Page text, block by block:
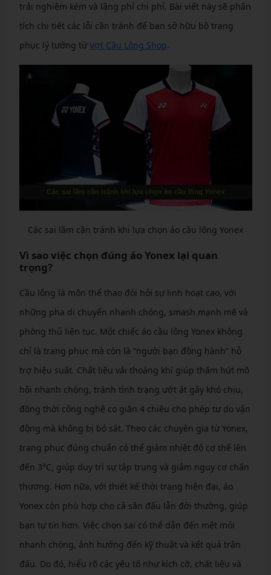
trải nghiệm kém và lãng phí chi phí. Bài viết này sẽ phân
tích chi tiết các lỗi cần tránh để bạn sở hữu bộ trang
phục lý tưởng từVợt Cầu Lông Shop.
Các sai lầm cần tránh khi lựa chọn áo cầu lông Yonex
Vì sao việc chọn đúng áo Yonex lại quan
trọng?
Cầu lông là môn thể thao đòi hỏi sự linh hoạt cao, với
những pha di chuyển nhanh chóng, smash mạnh mẽ và
phòng thủ liên tục. Một chiếc áo cầu lông Yonex không
chỉ là trang phục mà còn là “người bạn đồng hành” hỗ
trợ hiệu suất. Chất liệu vải thoáng khí giúp thấm hút mồ
hôi nhanh chóng, tránh tình trạng ướt át gây khó chịu,
đồng thời công nghệ co giãn 4 chiều cho phép tự do vận
động mà không bị bó sát. Theo các chuyên gia từ Yonex,
trang phục đúng chuẩn có thể giảm nhiệt độ cơ thể lên
đến 3°C, giúp duy trì sự tập trung và giảm nguy cơ chấn
thương. Hơn nữa, với thiết kế thời trang hiện đại, áo
Yonex còn phù hợp cho cả sân đấu lẫn đời thường, giúp
bạn tự tin hơn. Việc chọn sai có thể dẫn đến mệt mỏi
nhanh chóng, ảnh hưởng đến kỹ thuật và kết quả trận
đấu. Do đó, hiểu rõ các yếu tố như kích cỡ, chất liệu và